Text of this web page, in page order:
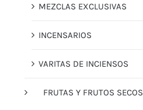
MEZCLAS EXCLUSIVAS
INCENSARIOS
VARITAS DE INCIENSOS
FRUTAS Y FRUTOS SECOS